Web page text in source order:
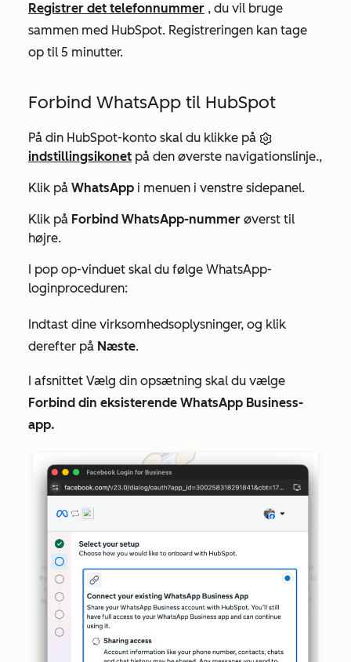
Registrer det telefonnummer , du vil bruge
sammen med HubSpot. Registreringen kan tage
op til 5 minutter.
Forbind WhatsApp til HubSpot
På din HubSpot-konto skal du klikke på
indstillingsikonet på den øverste navigationslinje.,
Klik på WhatsApp i menuen i venstre sidepanel.
Klik på Forbind WhatsApp-nummer øverst til
højre.
I pop op-vinduet skal du følge WhatsApp-
loginproceduren:
Indtast dine virksomhedsoplysninger, og klik
derefter på Næste.
I afsnittet Vælg din opsætning skal du vælge
Forbind din eksisterende WhatsApp Business-
app.